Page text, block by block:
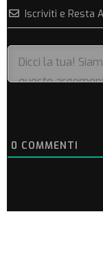
Iscriviti e Resta
0 COMMENTI